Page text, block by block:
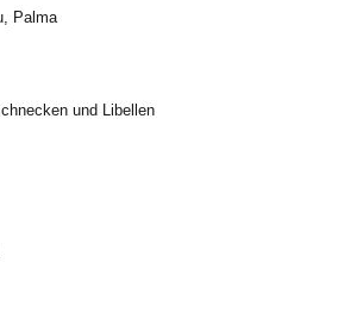
Palma
und Libellen